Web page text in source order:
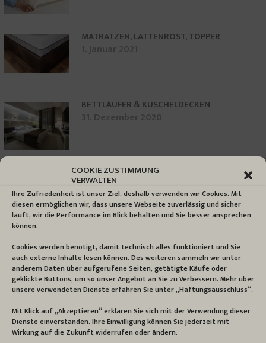
COOKIE ZUSTIMMUNG
VERWALTEN
Ihre Zufriedenheit ist unser Ziel, deshalb verwenden wir Cookies. Mit
diesen ermöglichen wir, dass unsere Webseite zuverlässig und sicher
läuft, wir die Performance im Blick behalten und Sie besser ansprechen
können.
Cookies werden benötigt, damit technisch alles funktioniert und Sie
auch externe Inhalte lesen können. Des weiteren sammeln wir unter
anderem Daten über aufgerufene Seiten, getätigte Käufe oder
geklickte Buttons, um so unser Angebot an Sie zu Verbessern. Mehr über
unsere verwendeten Dienste erfahren Sie unter „Haftungsausschluss“.
Mit Klick auf „Akzeptieren“ erklären Sie sich mit der Verwendung dieser
Dienste einverstanden. Ihre Einwilligung können Sie jederzeit mit
Wirkung auf die Zukunft widerrufen oder ändern.
MATRATZEN, LATTENROST, TOPPER
BETTLÄUFER & KUSCHELDECKEN